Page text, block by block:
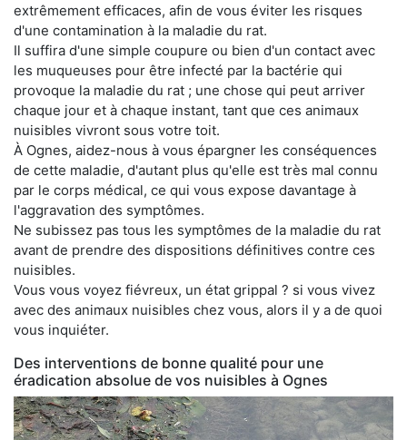
extrêmement efficaces, afin de vous éviter les risques
d'une contamination à la maladie du rat.
Il suffira d'une simple coupure ou bien d'un contact avec
les muqueuses pour être infecté par la bactérie qui
provoque la maladie du rat ; une chose qui peut arriver
chaque jour et à chaque instant, tant que ces animaux
nuisibles vivront sous votre toit.
À Ognes, aidez-nous à vous épargner les conséquences
de cette maladie, d'autant plus qu'elle est très mal connu
par le corps médical, ce qui vous expose davantage à
l'aggravation des symptômes.
Ne subissez pas tous les symptômes de la maladie du rat
avant de prendre des dispositions définitives contre ces
nuisibles.
Vous vous voyez fiévreux, un état grippal ? si vous vivez
avec des animaux nuisibles chez vous, alors il y a de quoi
vous inquiéter.
Des interventions de bonne qualité pour une
éradication absolue de vos nuisibles à Ognes